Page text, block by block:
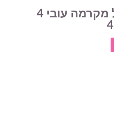
חוט מקרמה- חבל מקרמה עובי 4